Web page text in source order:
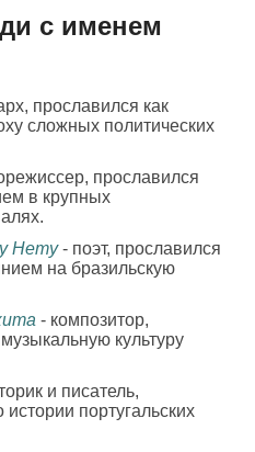
с именем
прославился как
сложных политических
прославился
в крупных
Нету- поэт, прославился
на бразильскую
- композитор,
культуру
и писатель,
португальских